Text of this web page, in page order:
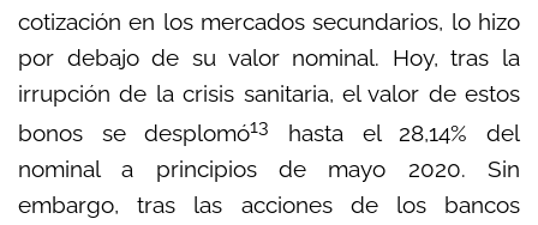
cotización en los mercados secundarios, lo hizo
por debajo de su valor nominal. Hoy, tras la
irrupción de la crisis sanitaria, el valor de estos
bonos se desplomó13
hasta el 28,14% del
nominal a principios de mayo 2020. Sin
embargo, tras las acciones de los bancos